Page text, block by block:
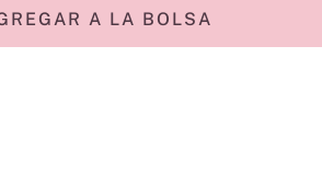
A LA BOLSA